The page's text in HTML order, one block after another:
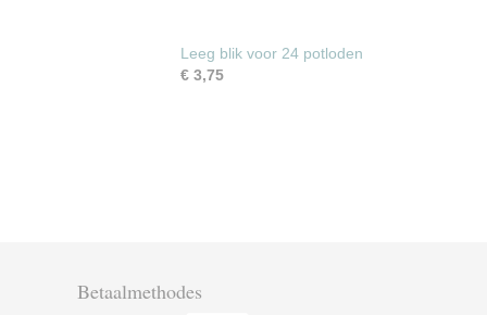
Leeg blik voor 24 potloden
€ 3,75
Betaalmethodes